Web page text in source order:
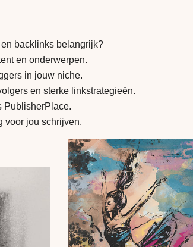
backlinks belangrijk?
en onderwerpen.
in jouw niche.
en sterke linkstrategieën.
PublisherPlace.
voor jou schrijven.